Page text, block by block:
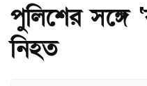
পুলিশের সঙ্গে
নিহত